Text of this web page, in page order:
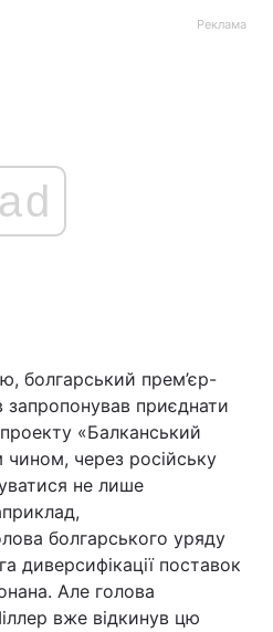
Реклама
ad
болгарський прем’єр-
запропонував приєднати
«Балканський
чином, через російську
не лише
болгарського уряду
диверсифікації поставок
Але голова
вже відкинув цю